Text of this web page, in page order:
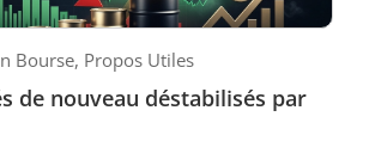
Bourse, Propos Utiles
de nouveau déstabilisés par